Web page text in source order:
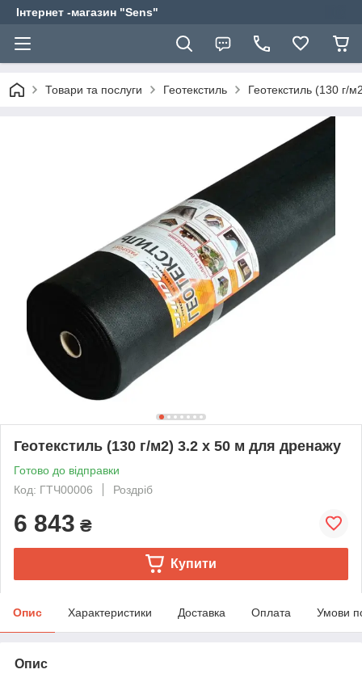
Інтернет -магазин "Sens"
Товари та послуги Геотекстиль Геотекстиль (130 г/
Геотекстиль (130 г/м2) 3.2 х 50 м для дренажу
Готово до відправки
Код: ГТЧ00006
Роздріб
6 843 ₴
Купити
Опис Характеристики Доставка Оплата Умови
Опис